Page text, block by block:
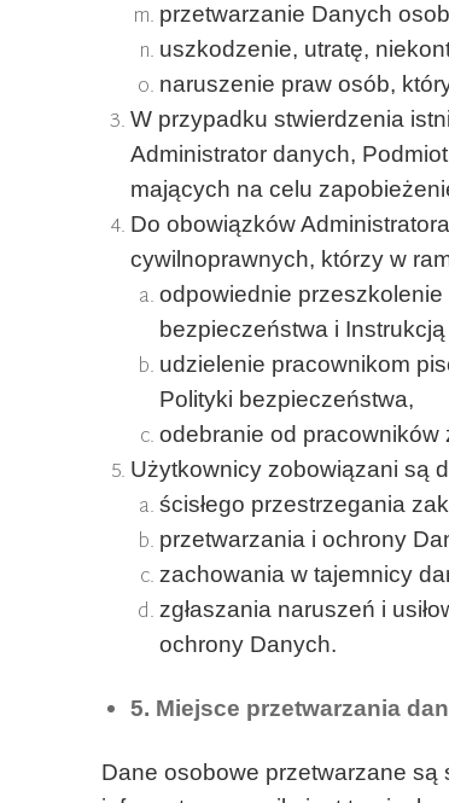
przetwarzanie Danych
uszkodzenie, utratę,
naruszenie praw osób,
W przypadku stwierdzenia
Administrator danych,
mających na celu
Do obowiązków
cywilnoprawnych, którzy w
odpowiednie
bezpieczeństwa i
udzielenie pracownikom
Polityki bezpieczeństwa,
odebranie od
Użytkownicy zobowiązani są
ścisłego przestrzegania
przetwarzania i ochrony
zachowania w tajemnicy
zgłaszania naruszeń i
ochrony Danych.
5. Miejsce przetwarzania
Dane osobowe przetwarzane